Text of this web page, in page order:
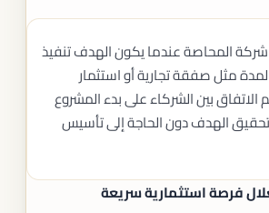
شركة المحاصة عندما يكون الهدف تنفيذ
مثل صفقة تجارية أو استثمار
بين الشركاء على بدء المشروع
تحقيق الهدف دون الحاجة إلى تأسيس
فرصة استثمارية سريعة